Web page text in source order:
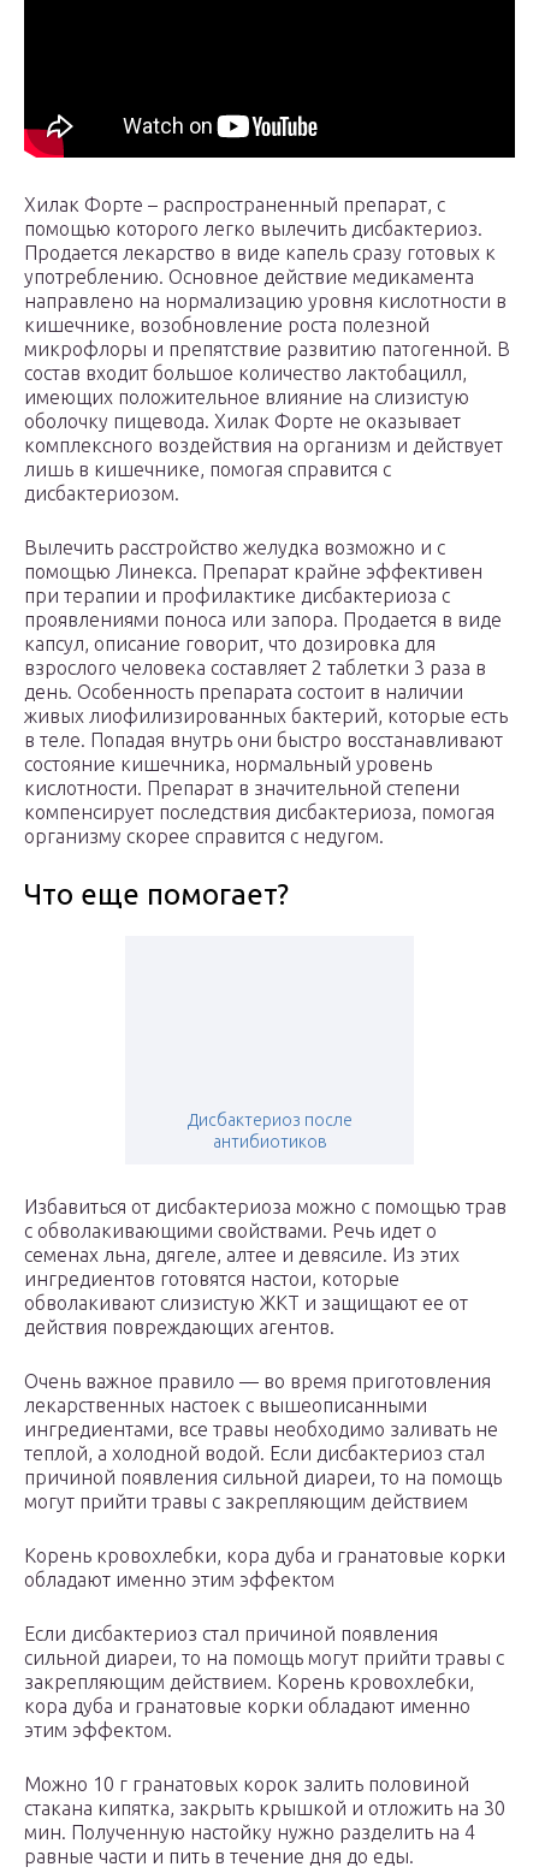
Хилак Форте – распространенный препарат, с
помощью которого легко вылечить дисбактериоз.
Продается лекарство в виде капель сразу готовых к
употреблению. Основное действие медикамента
направлено на нормализацию уровня кислотности в
кишечнике, возобновление роста полезной
микрофлоры и препятствие развитию патогенной. В
состав входит большое количество лактобацилл,
имеющих положительное влияние на слизистую
оболочку пищевода. Хилак Форте не оказывает
комплексного воздействия на организм и действует
лишь в кишечнике, помогая справится с
дисбактериозом.
Вылечить расстройство желудка возможно и с
помощью Линекса. Препарат крайне эффективен
при терапии и профилактике дисбактериоза с
проявлениями поноса или запора. Продается в виде
капсул, описание говорит, что дозировка для
взрослого человека составляет 2 таблетки 3 раза в
день. Особенность препарата состоит в наличии
живых лиофилизированных бактерий, которые есть
в теле. Попадая внутрь они быстро восстанавливают
состояние кишечника, нормальный уровень
кислотности. Препарат в значительной степени
компенсирует последствия дисбактериоза, помогая
организму скорее справится с недугом.
Что еще помогает?
Дисбактериоз после
антибиотиков
Избавиться от дисбактериоза можно с помощью трав
с обволакивающими свойствами. Речь идет о
семенах льна, дягеле, алтее и девясиле. Из этих
ингредиентов готовятся настои, которые
обволакивают слизистую ЖКТ и защищают ее от
действия повреждающих агентов.
Очень важное правило — во время приготовления
лекарственных настоек с вышеописанными
ингредиентами, все травы необходимо заливать не
теплой, а холодной водой. Если дисбактериоз стал
причиной появления сильной диареи, то на помощь
могут прийти травы с закрепляющим действием
Корень кровохлебки, кора дуба и гранатовые корки
обладают именно этим эффектом
Если дисбактериоз стал причиной появления
сильной диареи, то на помощь могут прийти травы с
закрепляющим действием. Корень кровохлебки,
кора дуба и гранатовые корки обладают именно
этим эффектом.
Можно 10 г гранатовых корок залить половиной
стакана кипятка, закрыть крышкой и отложить на 30
мин. Полученную настойку нужно разделить на 4
равные части и пить в течение дня до еды.